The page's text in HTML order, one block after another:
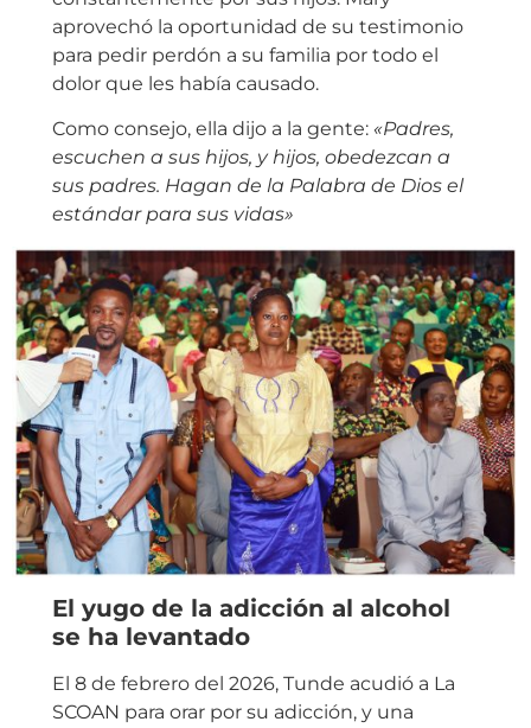
aprovechó la oportunidad de su testimonio
para pedir perdón a su familia por todo el
dolor que les había causado.
Como consejo, ella dijo a la gente: «Padres,
escuchen a sus hijos, y hijos, obedezcan a
sus padres. Hagan de la Palabra de Dios el
estándar para sus vidas»
El yugo de la adicción al alcohol
se ha levantado
El 8 de febrero del 2026, Tunde acudió a La
SCOAN para orar por su adicción, y una